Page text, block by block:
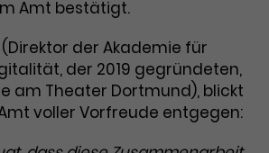
_gid
Analytics
Dieses Cookie hilft dabei
Anzeigen auf unsere
gelangt sind.
Amt bestätigt.
der Akademie für
der 2019 gegründeten,
am Theater Dortmund), blickt
voller Vorfreude entgegen: